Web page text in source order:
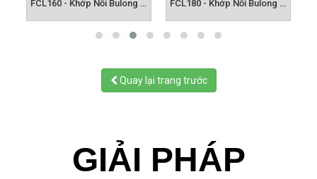
Quay lại trang trước
GIẢI PHÁP